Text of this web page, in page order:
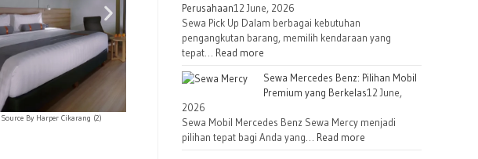
Harper Cikarang (2)
Perusahaan12 June, 2026
Sewa Pick Up Dalam berbagai kebutuhan
pengangkutan barang, memilih kendaraan yang
tepat… Read more
Sewa Mercedes Benz: Pilihan Mobil
Premium yang Berkelas12 June,
2026
Sewa Mobil Mercedes Benz Sewa Mercy menjadi
pilihan tepat bagi Anda yang… Read more